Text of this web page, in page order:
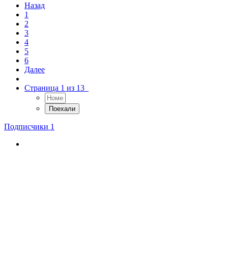
Назад
1
2
3
4
5
6
Далее
Страница 1 из 13
Подписчики 1